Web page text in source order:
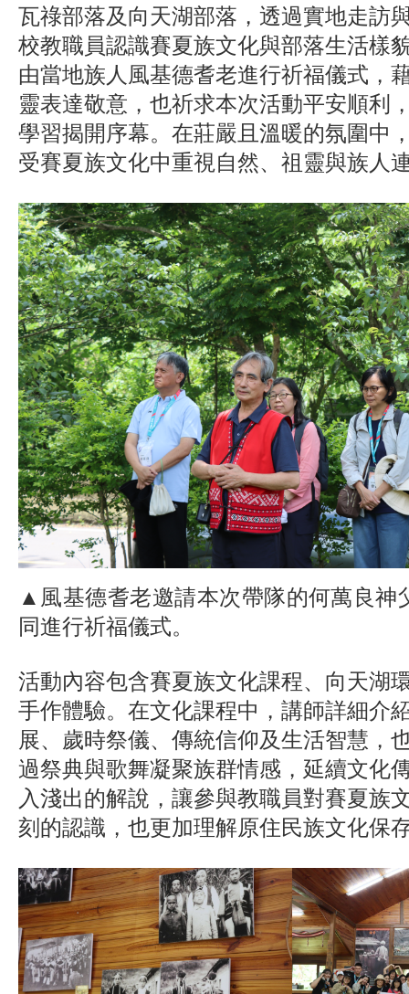
瓦祿部落及向天湖部落，透過實地走訪
校教職員認識賽夏族文化與部落生活樣
由當地族人風基德耆老進行祈福儀式，
靈表達敬意，也祈求本次活動平安順利
學習揭開序幕。在莊嚴且溫暖的氛圍中
受賽夏族文化中重視自然、祖靈與族人
▲風基德耆老邀請本次帶隊的何萬良神
同進行祈福儀式。
活動內容包含賽夏族文化課程、向天湖
手作體驗。在文化課程中，講師詳細介
展、歲時祭儀、傳統信仰及生活智慧，
過祭典與歌舞凝聚族群情感，延續文化
入淺出的解說，讓參與教職員對賽夏族
刻的認識，也更加理解原住民族文化保